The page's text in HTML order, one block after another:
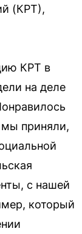
(КРТ),
КРТ в
на деле
мы приняли,
с нашей
который